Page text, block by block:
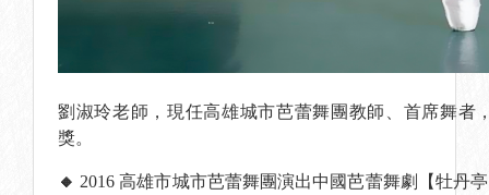
劉淑玲老師，現任高雄城市芭蕾舞團教師、首席舞者
獎。
🔸 2016 高雄市城市芭蕾舞團演出中國芭蕾舞劇【牡丹